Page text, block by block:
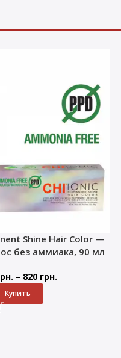
Shine Hair Color —
без аммиака, 90 мл
– 820 грн.
Купить